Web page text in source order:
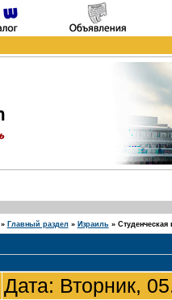
» Главный раздел » Израиль » Студенческая
Дата: Вторник,